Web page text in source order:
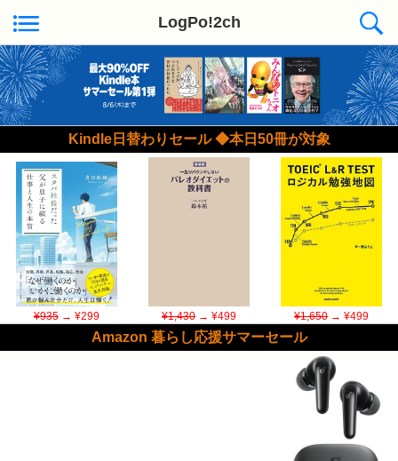
LogPo!2ch
Kindle日替わりセール ◆本日50冊が対象
¥935→ ¥299 ¥1,430→ ¥499 ¥1,650→ ¥499
Amazon 暮らし応援サマーセール